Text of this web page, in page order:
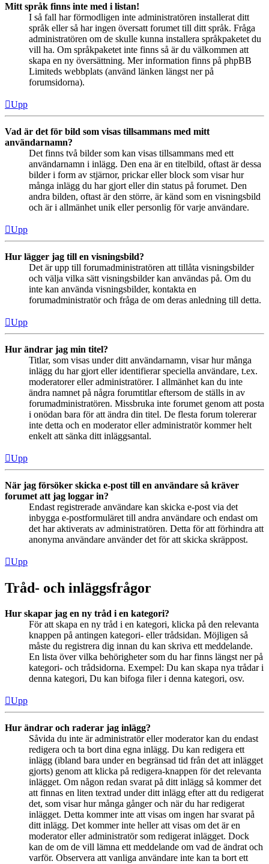
Mitt språk finns inte med i listan!
I så fall har förmodligen inte administratören installerat ditt
språk eller så har ingen översatt forumet till ditt språk. Fråga
administratören om de skulle kunna installera språkpaketet du
vill ha. Om språkpaketet inte finns så är du välkommen att
skapa en ny översättning. Mer information finns på phpBB
Limiteds webbplats (använd länken längst ner på
forumsidorna).
Upp
Vad är det för bild som visas tillsammans med mitt
användarnamn?
Det finns två bilder som kan visas tillsammans med ett
användarnamn i inlägg. Den ena är en titelbild, oftast är dessa
bilder i form av stjärnor, prickar eller block som visar hur
många inlägg du har gjort eller din status på forumet. Den
andra bilden, oftast är den större, är känd som en visningsbild
och är i allmänhet unik eller personlig för varje användare.
Upp
Hur lägger jag till en visningsbild?
Det är upp till forumadministratören att tillåta visningsbilder
och välja vilka sätt visningsbilder kan användas på. Om du
inte kan använda visningsbilder, kontakta en
forumadministratör och fråga de om deras anledning till detta.
Upp
Hur ändrar jag min titel?
Titlar, som visas under ditt användarnamn, visar hur många
inlägg du har gjort eller identifierar speciella användare, t.ex.
moderatorer eller administratörer. I allmänhet kan du inte
ändra namnet på några forumtitlar eftersom de ställs in av
forumadministratören. Missbruka inte forumet genom att posta
i onödan bara för att ändra din titel. De flesta forum tolererar
inte detta och en moderator eller administratör kommer helt
enkelt att sänka ditt inläggsantal.
Upp
När jag försöker skicka e-post till en användare så kräver
forumet att jag loggar in?
Endast registrerade användare kan skicka e-post via det
inbygga e-postformuläret till andra användare och endast om
det har aktiverats av administratören. Detta för att förhindra att
anonyma användare använder det för att skicka skräppost.
Upp
Tråd- och inläggsfrågor
Hur skapar jag en ny tråd i en kategori?
För att skapa en ny tråd i en kategori, klicka på den relevanta
knappen på antingen kategori- eller trådsidan. Möjligen så
måste du registrera dig innan du kan skriva ett meddelande.
En lista över vilka behörigheter som du har finns längst ner på
kategori- och trådsidorna. Exempel: Du kan skapa nya trådar i
denna kategori, Du kan bifoga filer i denna kategori, osv.
Upp
Hur ändrar och raderar jag inlägg?
Såvida du inte är administratör eller moderator kan du endast
redigera och ta bort dina egna inlägg. Du kan redigera ett
inlägg (ibland bara under en begränsad tid från det att inlägget
gjorts) genom att klicka på redigera-knappen för det relevanta
inlägget. Om någon redan svarat på ditt inlägg så kommer det
att finnas en liten textrad under ditt inlägg efter att du redigerat
det, som visar hur många gånger och när du har redigerat
inlägget. Detta kommer inte att visas om ingen har svarat på
ditt inlägg. Det kommer inte heller att visas om det är en
moderator eller administratör som redigerat inlägget. Dock
kan de om de vill lämna ett meddelande om vad de ändrat och
varför. Observera att vanliga användare inte kan ta bort ett